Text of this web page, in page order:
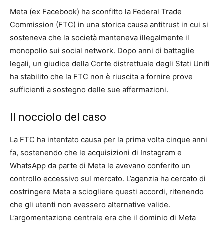
Meta (ex Facebook) ha sconfitto la Federal Trade
Commission (FTC) in una storica causa antitrust in cui si
sosteneva che la società manteneva illegalmente il
monopolio sui social network. Dopo anni di battaglie
legali, un giudice della Corte distrettuale degli Stati Uniti
ha stabilito che la FTC non è riuscita a fornire prove
sufficienti a sostegno delle sue affermazioni.
Il nocciolo del caso
La FTC ha intentato causa per la prima volta cinque anni
fa, sostenendo che le acquisizioni di Instagram e
WhatsApp da parte di Meta le avevano conferito un
controllo eccessivo sul mercato. L’agenzia ha cercato di
costringere Meta a sciogliere questi accordi, ritenendo
che gli utenti non avessero alternative valide.
L’argomentazione centrale era che il dominio di Meta